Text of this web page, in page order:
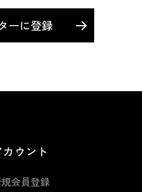
ーに登録
カウント
会員登録